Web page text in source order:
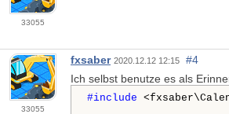
33055
33055
fxsaber 2020.12.12 12:15
#4
Ich selbst benutze es als
#include